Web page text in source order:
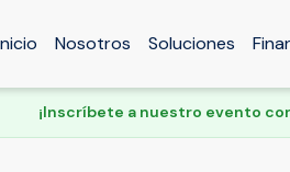
Nosotros Soluciones
¡Inscríbete a nuestro evento